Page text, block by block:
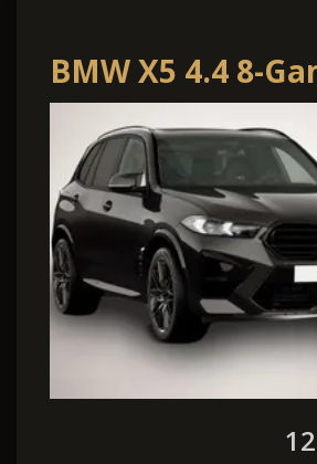
BMW X5 4.4 8-
Steptronic